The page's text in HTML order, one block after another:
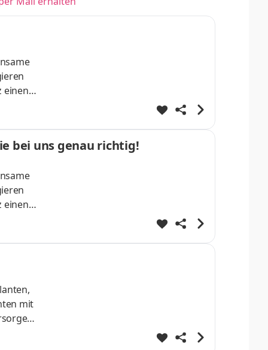
einen
bei uns genau richtig!
einen
mit